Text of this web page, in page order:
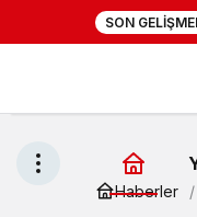
SON
Haberler